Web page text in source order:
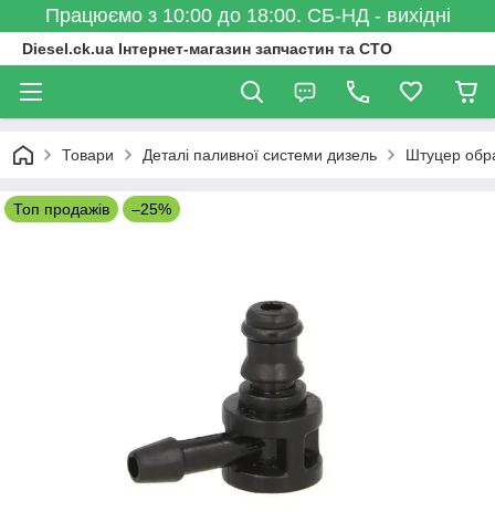
Працюємо з 10:00 до 18:00. СБ-НД - вихідні
Diesel.ck.ua Інтернет-магазин запчастин та СТО
Товари Деталі паливної системи дизель Штуцер
Топ продажів –25%